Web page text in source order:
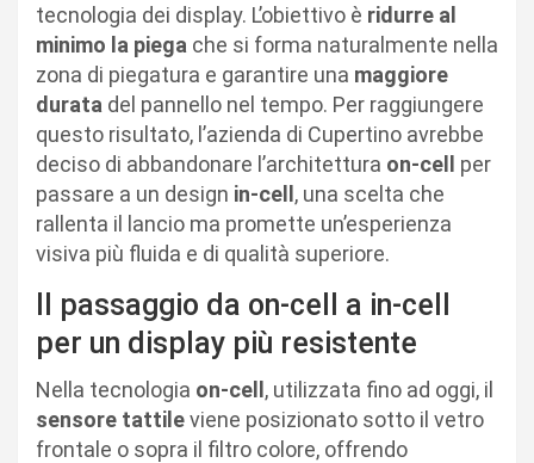
tecnologia dei display. L’obiettivo è ridurre al
minimo la piega che si forma naturalmente nella
zona di piegatura e garantire una maggiore
durata del pannello nel tempo. Per raggiungere
questo risultato, l’azienda di Cupertino avrebbe
deciso di abbandonare l’architettura on-cell per
passare a un design in-cell, una scelta che
rallenta il lancio ma promette un’esperienza
visiva più fluida e di qualità superiore.
Il passaggio da on-cell a in-cell
per un display più resistente
Nella tecnologia on-cell, utilizzata fino ad oggi, il
sensore tattileviene posizionato sotto il vetro
frontale o sopra il filtro colore, offrendo